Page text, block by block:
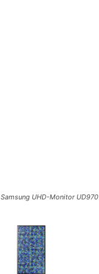
Samsung UHD-Monitor UD970